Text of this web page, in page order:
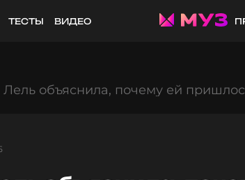
ТЕСТЫ ВИДЕО
Лель объяснила, почему ей